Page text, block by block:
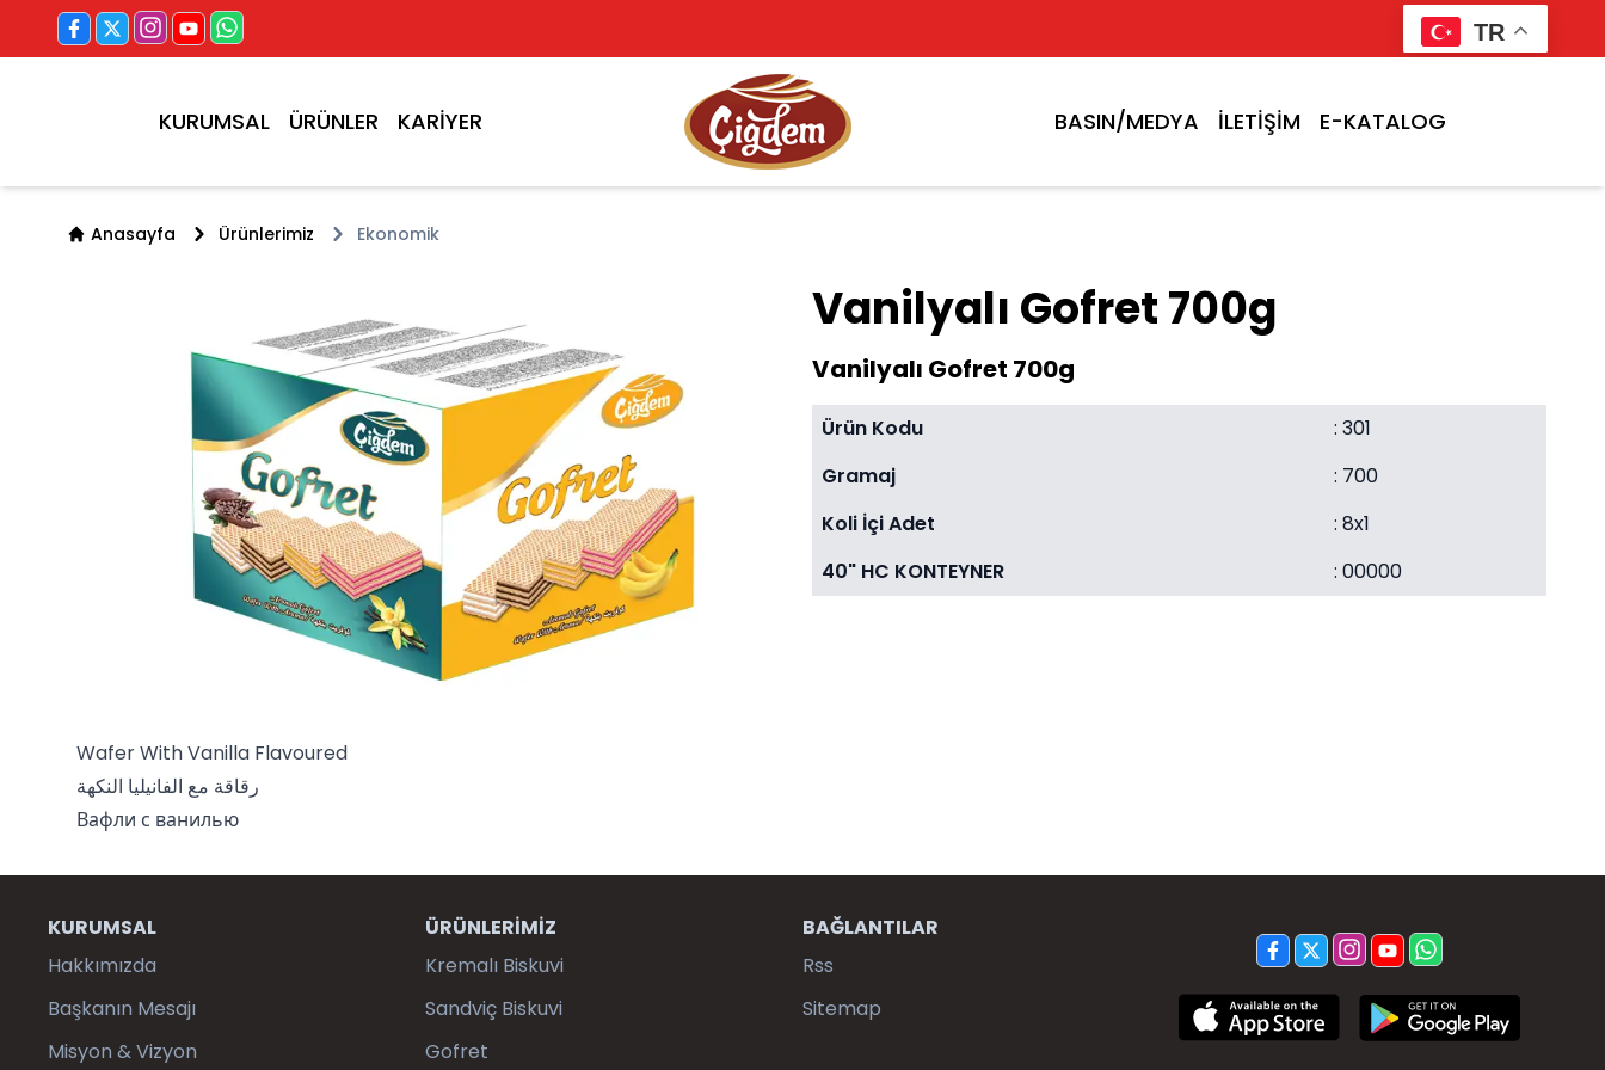
TR
KURUMSAL ÜRÜNLER KARİYER BASIN/MEDYA İLETİŞİM E-KATALOG
Anasayfa Ürünlerimiz Ekonomik
Vanilyalı Gofret 700g
Vanilyalı Gofret 700g
Ürün Kodu
: 301
Gramaj
: 700
Koli İçi Adet
: 8x1
40" HC KONTEYNER
: 00000
Wafer With Vanilla Flavoured
رقاقة مع الفانيليا النكهة
Вафли с ванилью
KURUMSAL
Hakkımızda
Başkanın Mesajı
Misyon & Vizyon
ÜRÜNLERİMİZ
Kremalı Biskuvi
Sandviç Biskuvi
Gofret
BAĞLANTILAR
Rss
Sitemap